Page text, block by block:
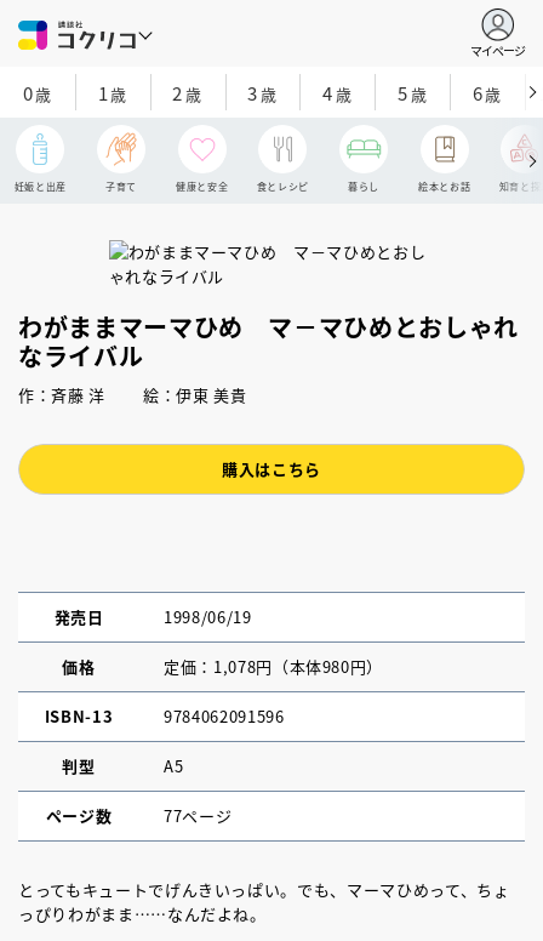
マイページ
0歳 1歳 2 歳 3歳 4歳 5歳 6歳
妊娠と出産 子育て 健康と安全 食とレシピ 暮らし 絵本とお話 知育と探
わがままマーマひめ マ－マひめとおしゃれ
なライバル
作：斉藤 洋 絵：伊東 美貴
購入はこちら
発売日 1998/06/19
価格 定価：1,078円（本体980円）
ISBN-13 9784062091596
判型 A5
ページ数 77ページ
とってもキュートでげんきいっぱい。でも、マーマひめって、ちょ
っぴりわがまま……なんだよね。